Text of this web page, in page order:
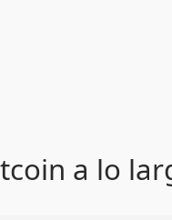
a lo